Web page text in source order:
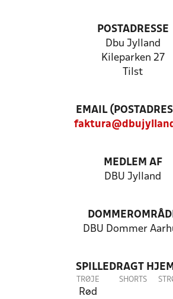
POSTADRESSE
Dbu Jylland
Kileparken 27
Tilst
EMAIL
MEDLEM AF
DBU Jylland
DBU Dommer
SPILLEDRAGT
TRØJE
Rød
SHORTS